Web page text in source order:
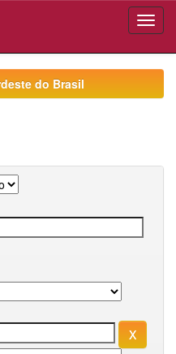
do Brasil